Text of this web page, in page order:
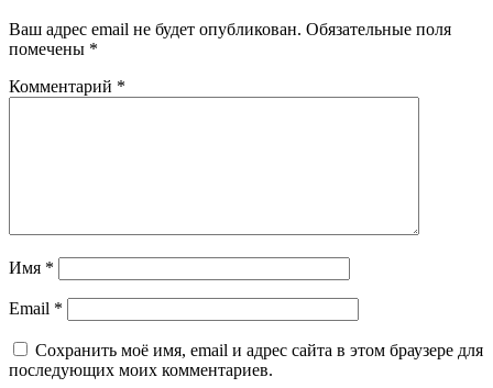
Ваш адрес email не будет опубликован. Обязательные поля
помечены *
Комментарий *
Имя *
Email *
Сохранить моё имя, email и адрес сайта в этом браузере для
последующих моих комментариев.